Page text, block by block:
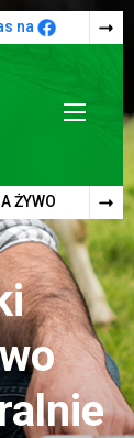
na
ŻYWO